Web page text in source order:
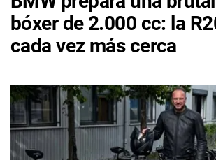
bóxer de 2.000 cc: la
cada vez más cerca